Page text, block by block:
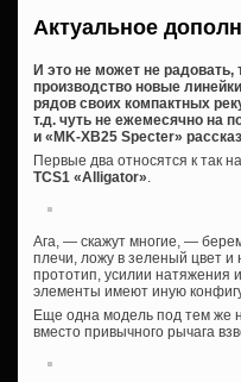
Актуальное
И это не может не радовать,
производство новые
рядов своих компактных
т.д. чуть не ежемесячно на
и «MK-XB25 Specter»
Первые два относятся к так
TCS1 «Alligator»
Ага, — скажут многие, —
плечи, ложу в зеленый цвет и
прототип, усилии натяжения
элементы имеют иную
Еще одна модель под тем же
вместо привычного рычага